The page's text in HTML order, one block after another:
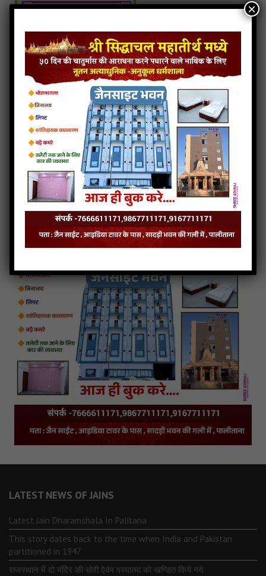
SHREE J.B.NAGAR
AJRAMER S. JAIN
S.SANGH
LATEST NEWS OF JAINS
Latest Jain Dharamshala In Palitana
This story dates back to the time when India and Pakistan
partitioned in 1947
राजस्थान में दो मंदिर की चोरी ऐवंम परमात्मा को खण्डित किये गये
×